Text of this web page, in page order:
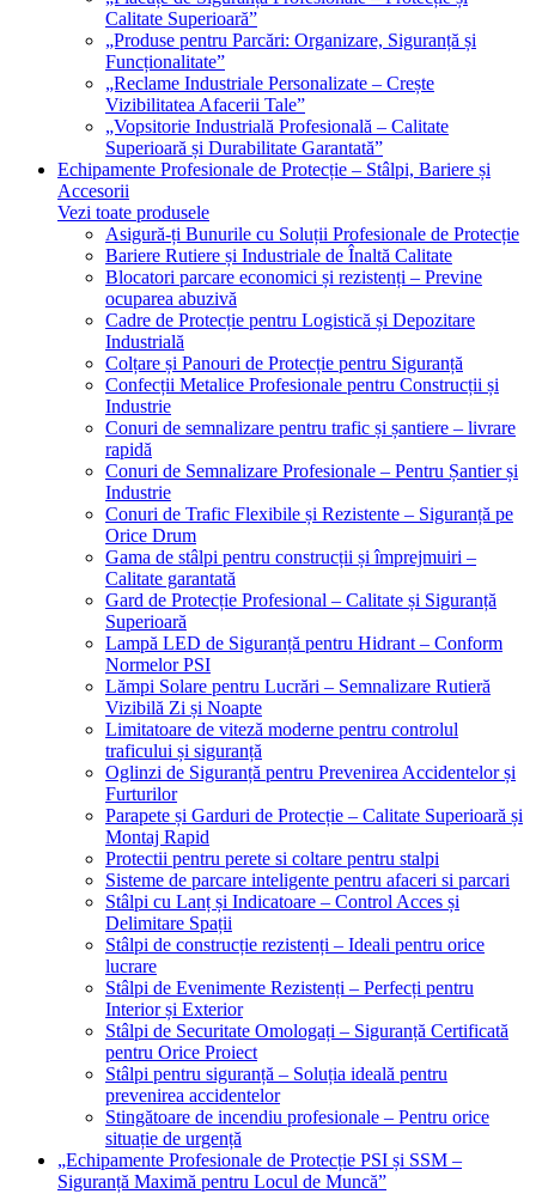
Calitate Superioară”
„Produse pentru Parcări: Organizare, Siguranță și
Funcționalitate”
„Reclame Industriale Personalizate – Crește
Vizibilitatea Afacerii Tale”
„Vopsitorie Industrială Profesională – Calitate
Superioară și Durabilitate Garantată”
Echipamente Profesionale de Protecție – Stâlpi, Bariere și
Accesorii
Vezi toate produsele
Asigură-ți Bunurile cu Soluții Profesionale de Protecție
Bariere Rutiere și Industriale de Înaltă Calitate
Blocatori parcare economici și rezistenți – Previne
ocuparea abuzivă
Cadre de Protecție pentru Logistică și Depozitare
Industrială
Colțare și Panouri de Protecție pentru Siguranță
Confecții Metalice Profesionale pentru Construcții și
Industrie
Conuri de semnalizare pentru trafic și șantiere – livrare
rapidă
Conuri de Semnalizare Profesionale – Pentru Șantier și
Industrie
Conuri de Trafic Flexibile și Rezistente – Siguranță pe
Orice Drum
Gama de stâlpi pentru construcții și împrejmuiri –
Calitate garantată
Gard de Protecție Profesional – Calitate și Siguranță
Superioară
Lampă LED de Siguranță pentru Hidrant – Conform
Normelor PSI
Lămpi Solare pentru Lucrări – Semnalizare Rutieră
Vizibilă Zi și Noapte
Limitatoare de viteză moderne pentru controlul
traficului și siguranță
Oglinzi de Siguranță pentru Prevenirea Accidentelor și
Furturilor
Parapete și Garduri de Protecție – Calitate Superioară și
Montaj Rapid
Protectii pentru perete si coltare pentru stalpi
Sisteme de parcare inteligente pentru afaceri si parcari
Stâlpi cu Lanț și Indicatoare – Control Acces și
Delimitare Spații
Stâlpi de construcție rezistenți – Ideali pentru orice
lucrare
Stâlpi de Evenimente Rezistenți – Perfecți pentru
Interior și Exterior
Stâlpi de Securitate Omologați – Siguranță Certificată
pentru Orice Proiect
Stâlpi pentru siguranță – Soluția ideală pentru
prevenirea accidentelor
Stingătoare de incendiu profesionale – Pentru orice
situație de urgență
„Echipamente Profesionale de Protecție PSI și SSM –
Siguranță Maximă pentru Locul de Muncă”